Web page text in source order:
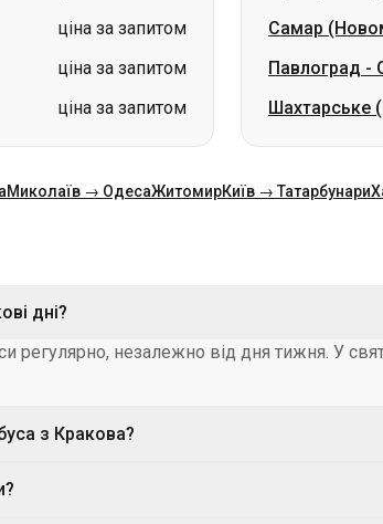
ціна за запитом
ціна за запитом
ціна за запитом
Самар
Павлоград -
Шахтарське
Миколаїв → ОдесаЖитомирКиїв → Татарбунари
дні?
регулярно, незалежно від дня тижня. У
з Кракова?